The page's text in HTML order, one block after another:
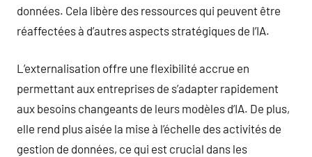
données. Cela libère des ressources qui peuvent être
réaffectées à d’autres aspects stratégiques de l’IA.
L’externalisation offre une flexibilité accrue en
permettant aux entreprises de s’adapter rapidement
aux besoins changeants de leurs modèles d’IA. De plus,
elle rend plus aisée la mise à l’échelle des activités de
gestion de données, ce qui est crucial dans les